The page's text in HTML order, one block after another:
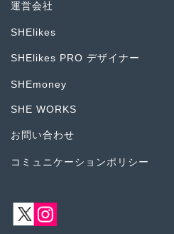
運営会社
SHElikes
SHElikes PRO デザイナー
SHEmoney
SHE WORKS
お問い合わせ
コミュニケーションポリシー